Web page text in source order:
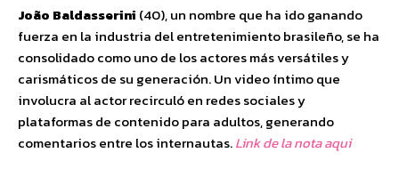
João Baldasserini (40), un nombre que ha ido ganando
fuerza en la industria del entretenimiento brasileño, se ha
consolidado como uno de los actores más versátiles y
carismáticos de su generación. Un video íntimo que
involucra al actor recirculó en redes sociales y
plataformas de contenido para adultos, generando
comentarios entre los internautas.Link de la nota aqui